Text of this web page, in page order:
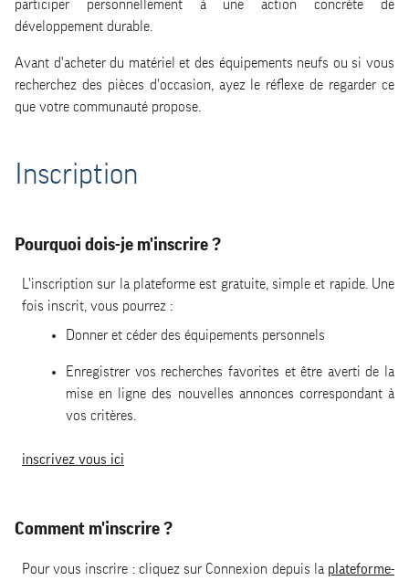
Les annonces de dons
Le contact avec le preneur
participer personnellement à une action concrète de
développement durable.
Avant d'acheter du matériel et des équipements neufs ou si vous
recherchez des pièces d'occasion, ayez le réflexe de regarder ce
que votre communauté propose.
Inscription
Pourquoi dois-je m'inscrire ?
L'inscription sur la plateforme est gratuite, simple et rapide. Une
fois inscrit, vous pourrez :
Donner et céder des équipements personnels
Enregistrer vos recherches favorites et être averti de la
mise en ligne des nouvelles annonces correspondant à
vos critères.
inscrivez vous ici
Comment m'inscrire ?
Pour vous inscrire : cliquez sur Connexion depuis la plateforme-